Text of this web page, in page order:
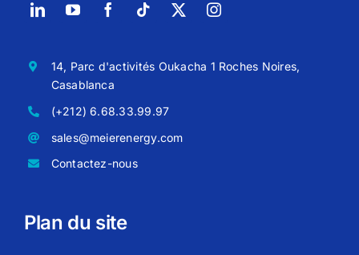
14, Parc d'activités Oukacha 1 Roches Noires,
Casablanca
(+212) 6.68.33.99.97
sales@meierenergy.com
Contactez-nous
Plan du site